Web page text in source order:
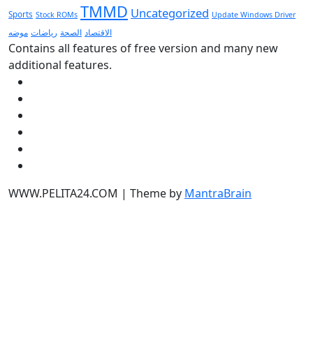
Sports Stock ROMs TMMD Uncategorized Update Windows Driver
الاقتصاد الصحة رياضات موضه
Contains all features of free version and many new
additional features.
WWW.PELITA24.COM | Theme by MantraBrain